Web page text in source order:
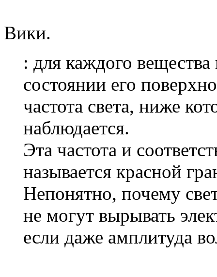
Вики.
: для каждого
состоянии его
частота света, ниже
наблюдается.
Эта частота и
называется красной
Непонятно, почему
не могут вырывать
если даже амплитуда